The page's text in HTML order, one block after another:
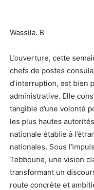
Wassila. B
L’ouverture, cette
chefs de postes
d’interruption, est bien
administrative. Elle
tangible d’une volonté
les plus hautes
nationale établie à
nationales. Sous
Tebboune, une vision
transformant un
route concrète et